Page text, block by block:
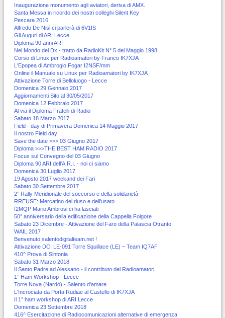
Inaugurazione monumento agli aviatori, deriva di AMX.
Santa Messa in ricordo dei nostri colleghi Silent Key
Pescara 2016
Alfredo De Nisi ci parlerà di 6V1IS
Gli Auguri di ARI Lecce
Diploma 90 anni ARI
Nel Mondo del Dx - tratto da RadioKit N° 5 del Maggio 1998
Corso di Linux per Radioamatori by Franco IK7XJA
L'Epopea di Ambrogio Fogar I2NSF/mm
Online il Manuale su Linux per Radioamatori by IK7XJA
Attivazione Torre di Belloluogo - Lecce
Domenica 29 Gennaio 2017
Aggiornamenti Sito al 30/05/2017
Domenica 12 Febbraio 2017
Al via il Diploma Fratelli di Radio
Sabato 18 Marzo 2017
Field - day di Primavera Domenica 14 Maggio 2017
Il nostro Field day
Save the date >>> 03 Giugno 2017
Diploma >>>THE BEST HAM RADIO 2017
Focus sul Convegno del 03 Giugno
Diploma 90 ARI dell'A.R.I. - noi ci siamo
Domenica 30 Luglio 2017
19 Agosto 2017 weekand dei Fari
Sabato 30 Settembre 2017
2° Rally Meridionale del soccorso e della solidarietà
RREUSE: Mercatino del riuso e dell’usato
I2MQP Mario Ambrosi ci ha lasciati
50° anniversario della edificazione della Cappella Folgore
Sabato 23 Dicembre - Attivazione del Faro della Palascia Otranto
WAIL 2017
Benvenuto salentodigitalteam.net !
Attivazione DCI LE-091 Torre Squillace (LE) ~ Team IQ7AF
410^ Prova di Sintonia
Sabato 31 Marzo 2018
Il Santo Padre ad Alessano - il contributo dei Radioamatori
1° Ham Workshop - Lecce
Torre Nova (Nardò) - Salento d'amare
L'Incrociata da Porta Rudiae al Castello di IK7XJA
Il 1° ham workshop di ARI Lecce
Domenica 23 Settembre 2018
416^ Esercitazione di Radiocomunicazioni alternative di emergenza